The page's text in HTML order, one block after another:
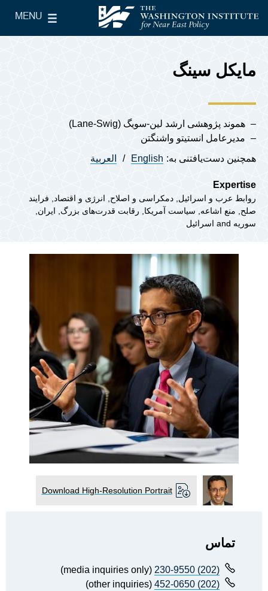
The Washington Institute for Near East Policy
MENU
Main Menu
مایکل سینگ
هموند پژوهشی ارشد لین-سویگ (Lane-Swig)
مدیرعامل انستیتو واشنگتن
همچنین دست‌یافتنی به: English العربية
Expertise
روابط عرب و اسرائیل دمکراسی و اصلاح انرژی و اقتصاد
فرایند
صلح
منع اشاعه سیاست آمریکا رقابت قدرت‌های بزرگ ایران
سوریه
اسرائیل
Download High-Resolution Portrait
تماس
(202) 230-9550
(media inquiries only)
(202) 452-0650
(other inquiries)